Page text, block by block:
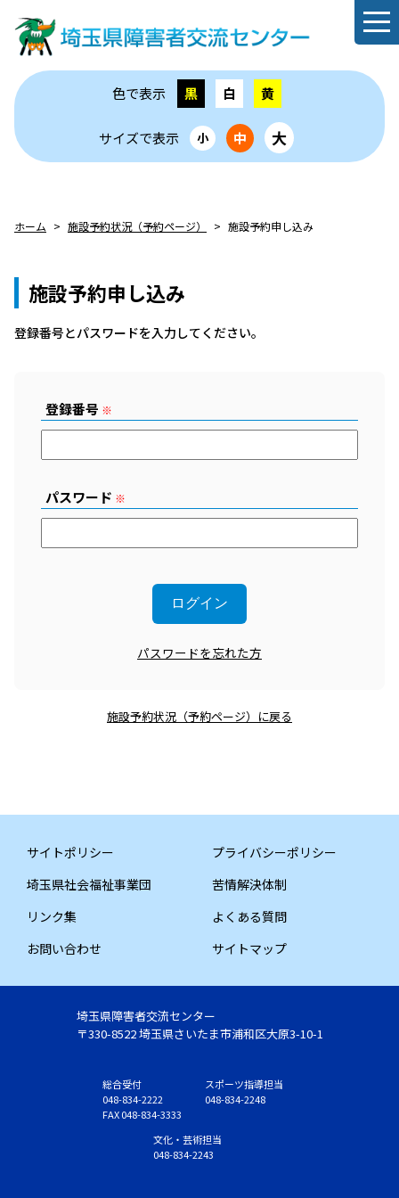
色で表示 黒 白 黄
サイズで表示 小 中 大
ホーム 施設予約状況（予約ページ） 施設予約申し込み
施設予約申し込み
登録番号とパスワードを⼊⼒してください。
登録番号 ※
パスワード ※
パスワードを忘れた方
施設予約状況（予約ページ）に戻る
サイトポリシー
プライバシーポリシー
埼玉県社会福祉事業団
苦情解決体制
リンク集
よくある質問
お問い合わせ
サイトマップ
埼玉県障害者交流センター
〒330-8522 埼玉県さいたま市浦和区大原3-10-1
総合受付
048-834-2222
FAX 048-834-3333
スポーツ指導担当
048-834-2248
文化・芸術担当
048-834-2243